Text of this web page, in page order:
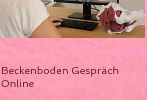
Beckenboden Gespräch
Online